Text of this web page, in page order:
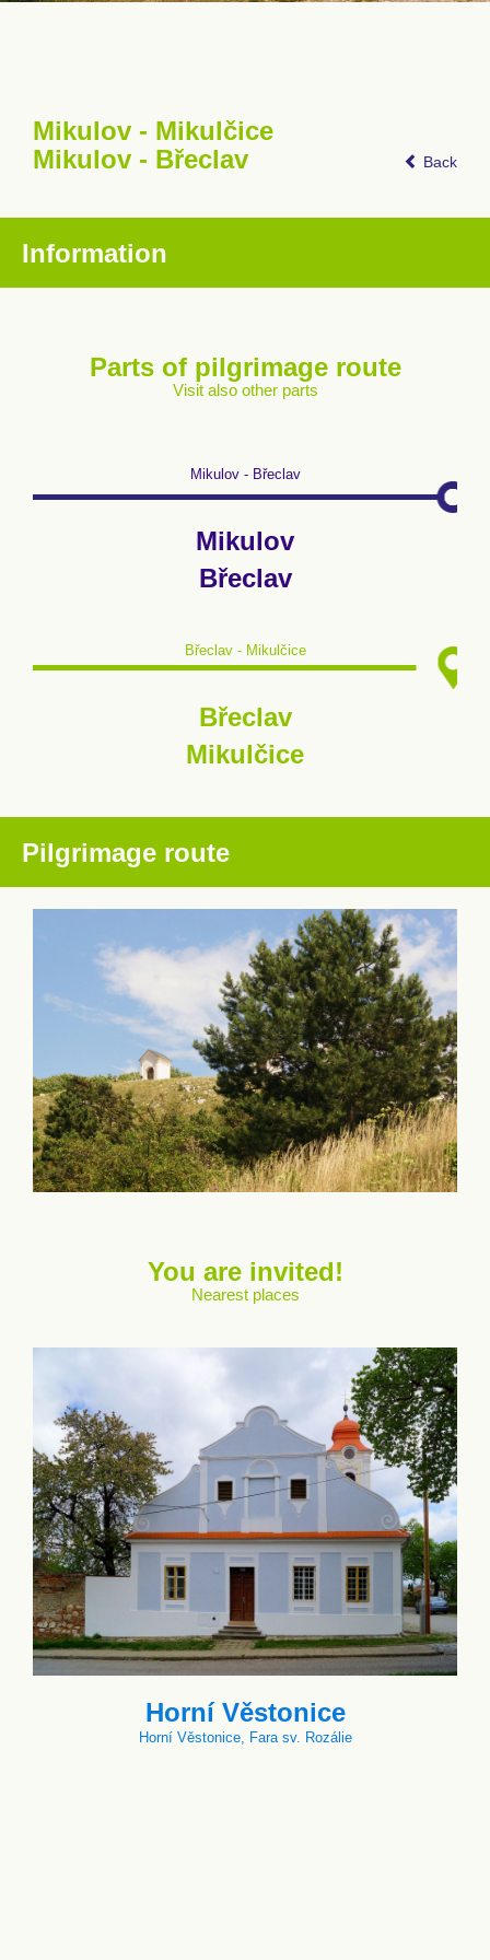
Mikulov - Mikulčice
Mikulov - Břeclav
Back
Information
Parts of pilgrimage route
Visit also other parts
Mikulov - Břeclav
Mikulov
Břeclav
Břeclav - Mikulčice
Břeclav
Mikulčice
Pilgrimage route
You are invited!
Nearest places
Horní Věstonice
Horní Věstonice, Fara sv. Rozálie